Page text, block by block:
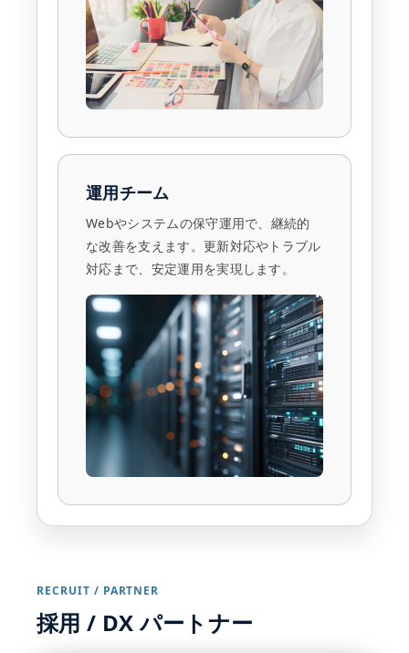
運用チーム
Webやシステムの保守運用で、継続的
な改善を支えます。更新対応やトラブル
対応まで、安定運用を実現します。
RECRUIT / PARTNER
採用 / DX パートナー